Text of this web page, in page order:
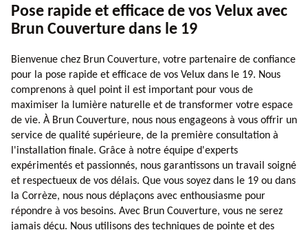
Pose rapide et efficace de vos Velux avec
Brun Couverture dans le 19
Bienvenue chez Brun Couverture, votre partenaire de confiance
pour la pose rapide et efficace de vos Velux dans le 19. Nous
comprenons à quel point il est important pour vous de
maximiser la lumière naturelle et de transformer votre espace
de vie. À Brun Couverture, nous nous engageons à vous offrir un
service de qualité supérieure, de la première consultation à
l'installation finale. Grâce à notre équipe d'experts
expérimentés et passionnés, nous garantissons un travail soigné
et respectueux de vos délais. Que vous soyez dans le 19 ou dans
la Corrèze, nous nous déplaçons avec enthousiasme pour
répondre à vos besoins. Avec Brun Couverture, vous ne serez
jamais déçu. Nous utilisons des techniques de pointe et des